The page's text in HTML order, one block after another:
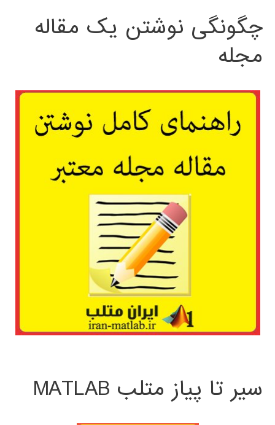
چگونگی نوشتن یک مقاله
مجله
سیر تا پیاز متلب MATLAB